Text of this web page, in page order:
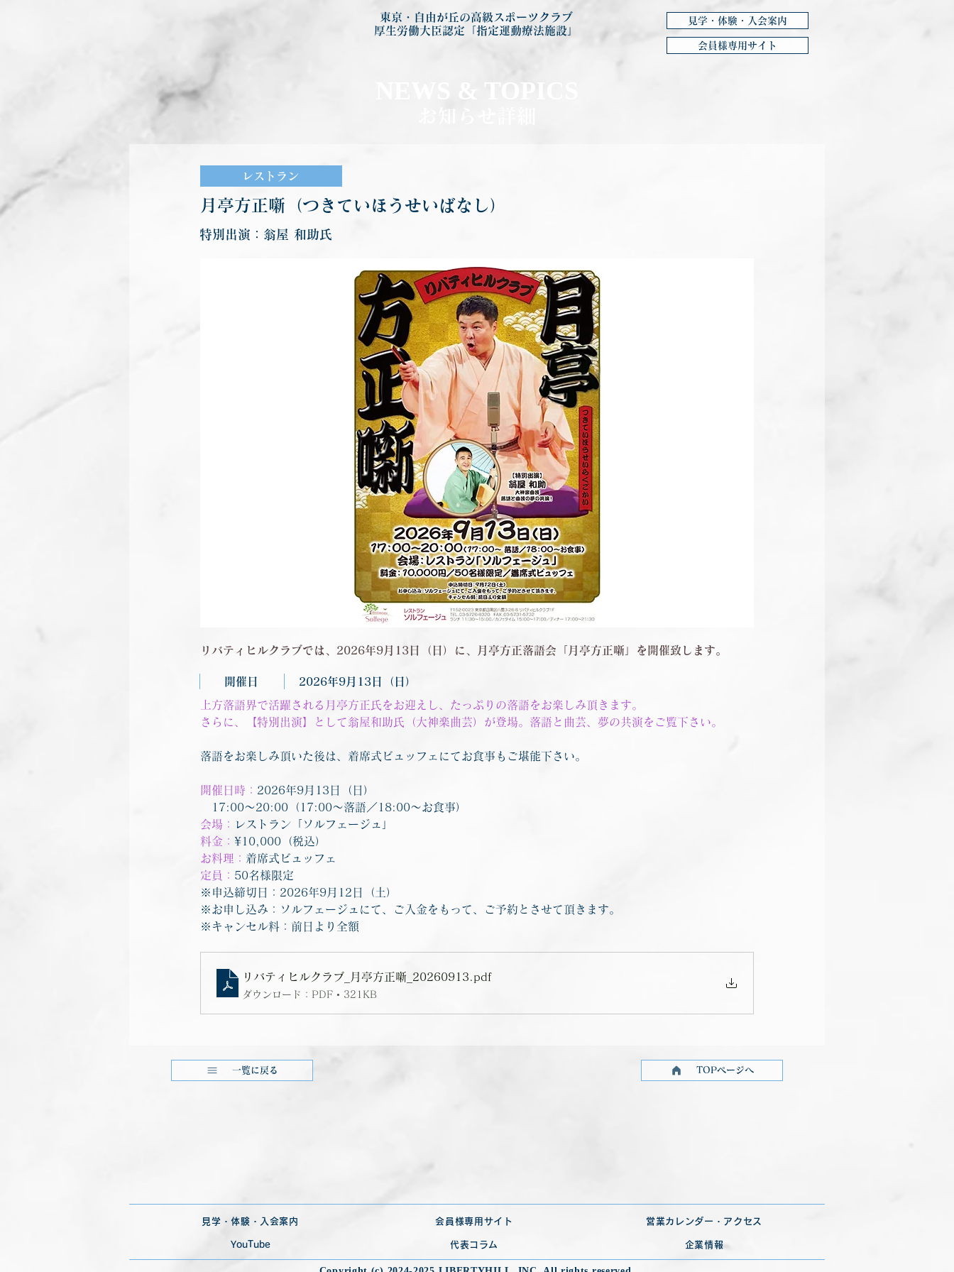
東京・自由が丘の高級スポーツクラブ
厚生労働大臣認定「指定運動療法施設」
見学・体験・入会案内
会員様専用サイト
NEWS & TOP
レストラン
月亭方正噺（つきていほうせいばなし）
特別出演：翁屋 和助氏
リバティヒルクラブでは、2026年9月13日（日）に、月亭方正落語会「月亭方正噺」を開催致します。
開催日 2026年9月13日（日）
上方落語界で活躍される月亭方正氏をお迎えし、たっぷりの落語をお楽しみ頂きます。
さらに、【特別出演】として翁屋和助氏（大神楽曲芸）が登場。落語と曲芸、夢の共演をご覧下さい。
落語をお楽しみ頂いた後は、着席式ビュッフェにてお食事もご堪能下さい。
開催日時： 2026年9月13日（日）
17:00〜20:00（17:00〜落語／18:00〜お食事）
会場：
レストラン「ソルフェージュ」
料金： ¥10,000（税込）
お料理： 着席式ビュッフェ
定員： 50名様限定
※申込締切日：2026年9月12日（土）
※お申し込み：ソルフェージュにて、ご入金をもって、ご予約とさせて頂きます。
※キャンセル料：前日より全額
リバティヒルクラブ_月亭方正噺_20260913 .pdf
ダウンロード：PDF • 321KB
一覧に戻る TOPページへ
見学・体験・入会案内 会員様専用サイト 営業カレンダー・アクセス
YouTube 代表コラム 企業情報